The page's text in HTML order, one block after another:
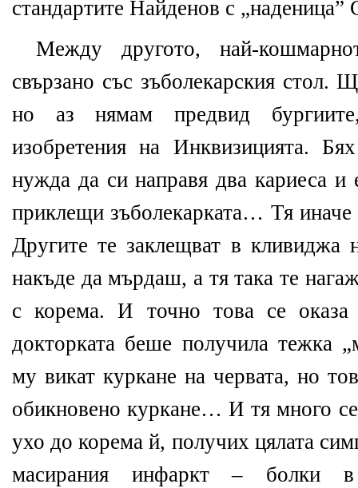
стандартите Найденов с „наденица”
Между другото, най-
свързано със зъболекарския стол.
но аз нямам предвид
изобретения на Инквизицията.
нужда да си направя два кариеса
приклещи зъболекарката… Тя
Другите те заклещват в
накъде да мърдаш, а тя така те
с корема. И точно това се оказа
докторката беше получила тежка
му викат куркане на червата, но
обикновено куркане… И тя много
ухо до корема й, получих цялата
масирания инфаркт – болки в